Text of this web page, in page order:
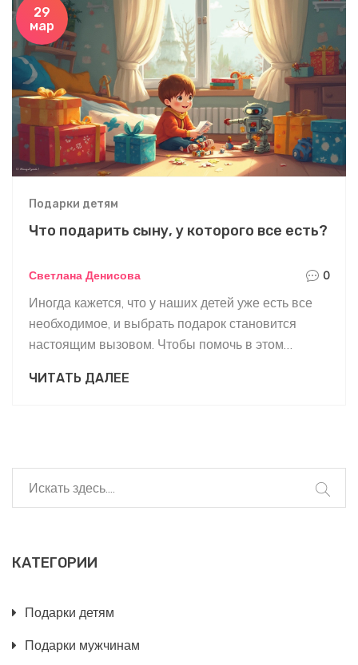
29
мар
Подарки детям
Что подарить сыну, у которого все есть?
Светлана Денисова 0
Иногда кажется, что у наших детей уже есть все
необходимое, и выбрать подарок становится
настоящим вызовом. Чтобы помочь в этом
сына, который, кажется, уже имеет все. Мы
используя оригинальные подходы и современные
интересы. Советы и идеи подарков помогут
сделать выбор легким и приятным.
ЧИТАТЬ ДАЛЕЕ
КАТЕГОРИИ
Подарки детям
Подарки мужчинам